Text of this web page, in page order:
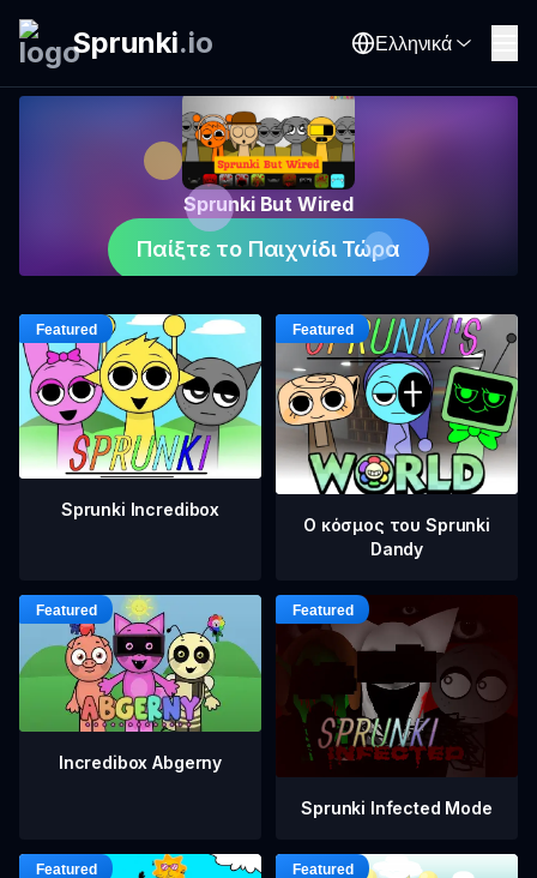
Sprunki.io Ελληνικά
Sprunki But Wired
Παίξτε το Παιχνίδι Τώρα
Sprunki Incredibox
Ο κόσμος του Sprunki
Dandy
Incredibox Abgerny
Sprunki Infected Mode